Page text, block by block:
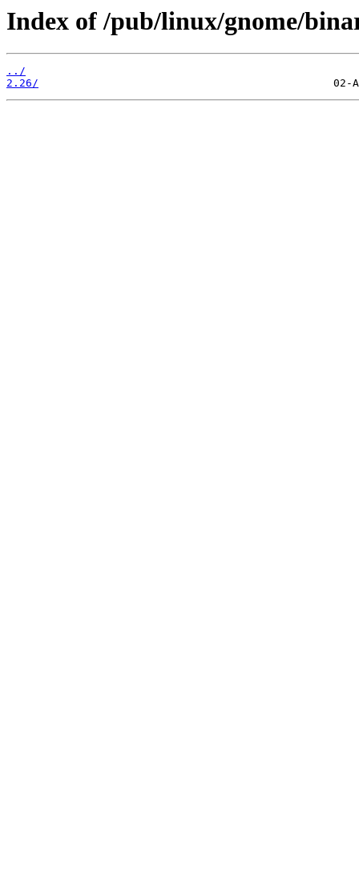
Index of /pub/linux/gnome/
../
2.26/